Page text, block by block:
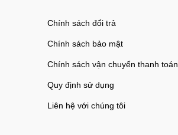
Chính sách đổi trả
Chính sách bảo mật
Chính sách vận chuyển thanh toán
Quy định sử dụng
Liên hệ với chúng tôi